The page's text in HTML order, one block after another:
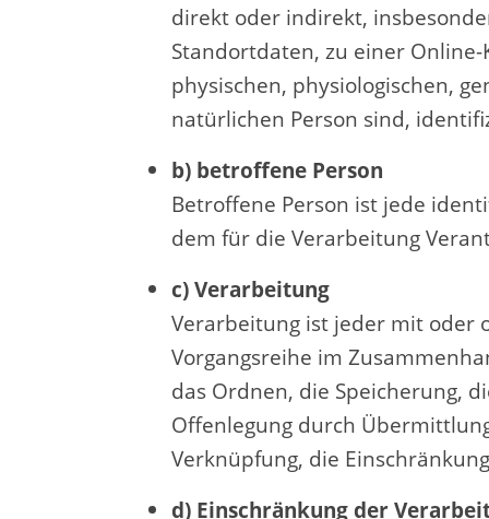
direkt oder indirekt,
Standortdaten, zu einer
physischen, physiologischen,
natürlichen Person sind,
b) betroffene Person
Betroffene Person ist jede
dem für die Verarbeitung
c) Verarbeitung
Verarbeitung ist jeder mit oder
Vorgangsreihe im
das Ordnen, die Speicherung,
Offenlegung durch
Verknüpfung, die
d) Einschränkung der